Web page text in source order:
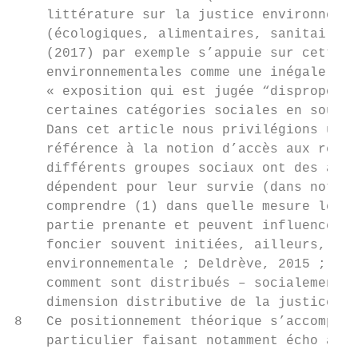
littérature sur la justice
(écologiques, alimentaires,
(2017) par exemple s’appuie sur cette
environnementales comme une inégale
« exposition qui est jugée
certaines catégories sociales en
Dans cet article nous privilégions
référence à la notion d’accès aux
différents groupes sociaux ont des
dépendent pour leur survie (dans
comprendre (1) dans quelle mesure les
partie prenante et peuvent influencer
foncier souvent initiées, ailleurs,
environnementale ; Deldrève, 2015 ;
comment sont distribués – socialement
dimension distributive de la justice
8   Ce positionnement théorique
particulier faisant notamment écho à